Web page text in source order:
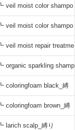
_定期
┗ veil moist color shampo
o black_定期
┗ veil moist color shampo
o dark brown_定期
┗ veil moist repair treatme
nt_定期
┗ organic sparkling shamp
oo_縛り
┗ coloringfoam black_縛
り
┗ coloringfoam brown_縛
り
┗ larich scalp_縛り